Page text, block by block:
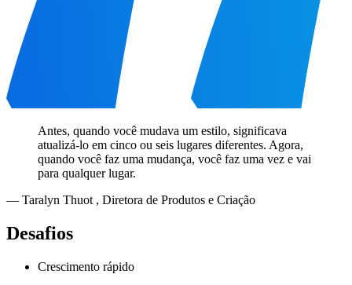
Antes, quando você mudava um estilo, significava
atualizá-lo em cinco ou seis lugares diferentes. Agora,
quando você faz uma mudança, você faz uma vez e vai
para qualquer lugar.
— Taralyn Thuot , Diretora de Produtos e Criação
Desafios
Crescimento rápido